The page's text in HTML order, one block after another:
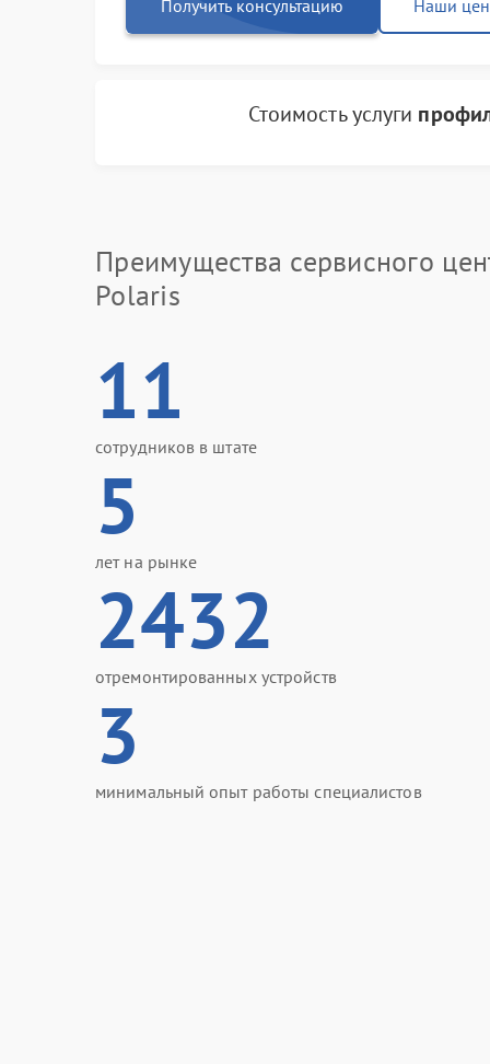
Получить консультацию Наши
Стоимость услуги
Преимущества сервисного
Polaris
11
сотрудников в штате
5
лет на рынке
2432
отремонтированных устройств
3
минимальный опыт работы специалистов